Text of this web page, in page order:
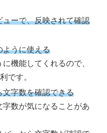
ーで、反映されて確認
ように使える
機能してくれるので、
です。
文字数を確認できる
数が気になることがあ